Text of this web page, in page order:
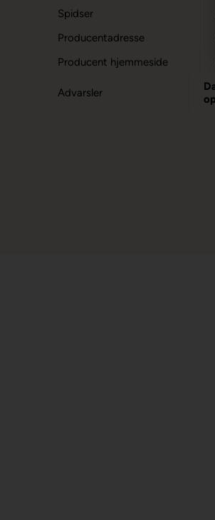
Spidser
Producentadresse
Producent hjemmeside
Advarsler